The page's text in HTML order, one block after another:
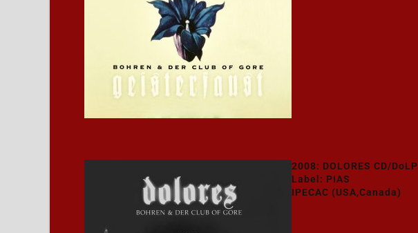
2008: DOLORES CD/DoLP
Label: PIAS
IPECAC (USA,Canada)